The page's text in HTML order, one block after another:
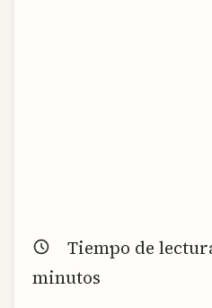
Tiempo de
minutos